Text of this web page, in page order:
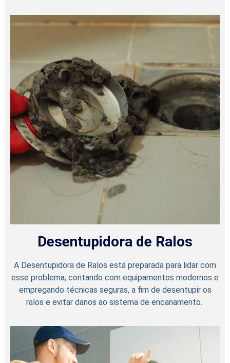
Desentupidora de Ralos
A Desentupidora de Ralos está preparada para lidar com
esse problema, contando com equipamentos modernos e
empregando técnicas seguras, a fim de desentupir os
ralos e evitar danos ao sistema de encanamento.